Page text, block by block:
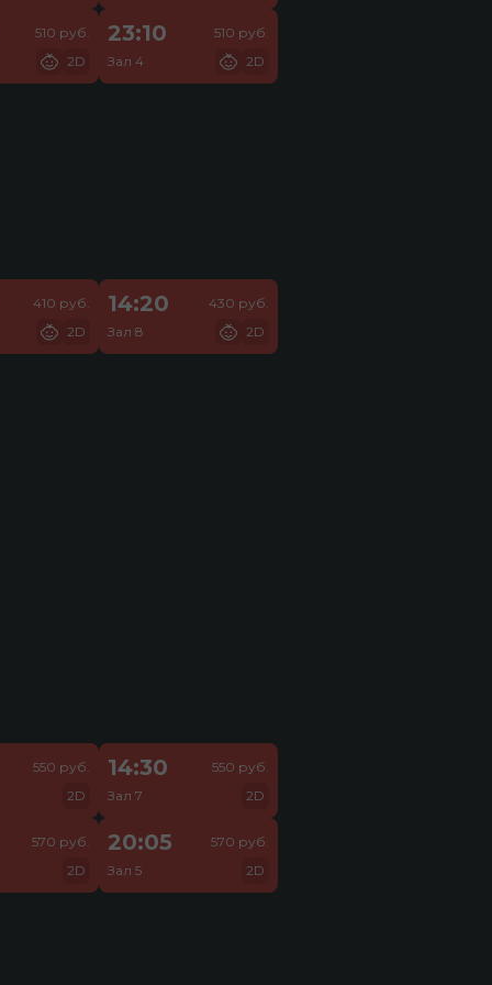
510 руб.
2D
23:10
Зал 4
510 руб.
2D
410 руб.
2D
14:20
Зал 8
430 руб.
2D
550 руб.
2D
14:30
Зал 7
550 руб.
2D
570 руб.
2D
20:05
Зал 5
570 руб.
2D